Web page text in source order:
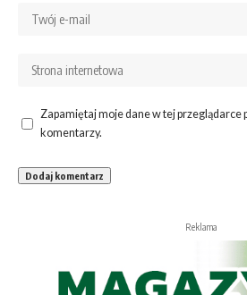
Zapamiętaj moje dane w tej przeglądarce
komentarzy.
Reklama